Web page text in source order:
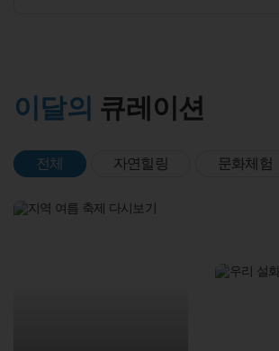
이달의 큐레이션
전체 자연힐링 문화체험